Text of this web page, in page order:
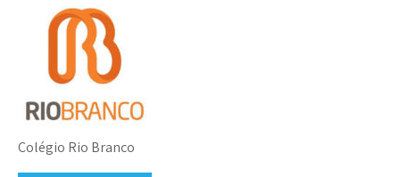
Colégio Rio Branco